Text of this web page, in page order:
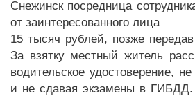
Снежинск посредница
от заинтересованного лица
15 тысяч рублей, позже
За взятку местный житель
водительское удостоверение,
и не сдавая экзамены в